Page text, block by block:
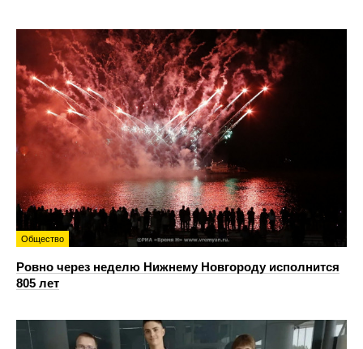
Общество
Ровно через неделю Нижнему Новгороду исполнится
805 лет